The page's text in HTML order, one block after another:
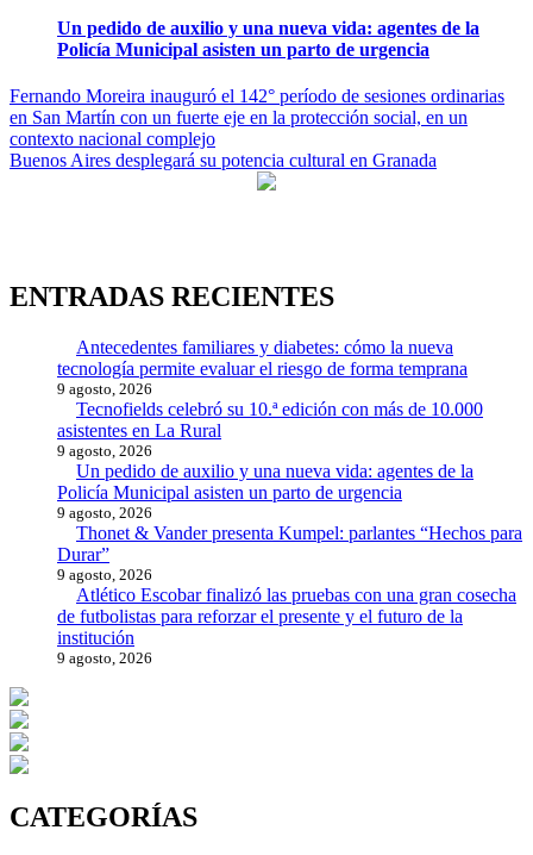
Un pedido de auxilio y una nueva vida: agentes de la
Policía Municipal asisten un parto de urgencia
Navegación
de
entradas
Fernando Moreira inauguró el 142° período de sesiones ordinarias
en San Martín con un fuerte eje en la protección social, en un
contexto nacional complejo
Buenos Aires desplegará su potencia cultural en Granada
ENTRADAS RECIENTES
Antecedentes familiares y diabetes: cómo la nueva
tecnología permite evaluar el riesgo de forma temprana
9 agosto, 2026
Tecnofields celebró su 10.ª edición con más de 10.000
asistentes en La Rural
9 agosto, 2026
Un pedido de auxilio y una nueva vida: agentes de la
Policía Municipal asisten un parto de urgencia
9 agosto, 2026
Thonet & Vander presenta Kumpel: parlantes “Hechos para
Durar”
9 agosto, 2026
Atlético Escobar finalizó las pruebas con una gran cosecha
de futbolistas para reforzar el presente y el futuro de la
institución
9 agosto, 2026
CATEGORÍAS